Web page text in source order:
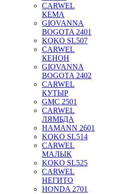
CARWEL
КЕМА
GIOVANNA
BOGOTA 2401
KOKO SL507
CARWEL
КЕНОН
GIOVANNA
BOGOTA 2402
CARWEL
КУТЫР
GMC 2501
CARWEL
ЛЯМБДА
HAMANN 2601
KOKO SL514
CARWEL
МАЛЫК
KOKO SL525
CARWEL
НЕГИТО
HONDA 2701